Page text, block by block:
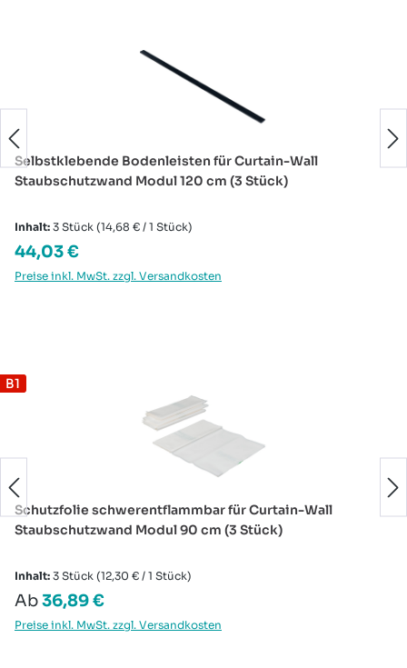
Selbstklebende Bodenleisten für Curtain-Wall
Staubschutzwand Modul 120 cm (3 Stück)
Inhalt: 3 Stück (14,68 € / 1 Stück)
Regulärer Preis:
44,03 €
Preise inkl. MwSt. zzgl. Versandkosten
B1
Schutzfolie schwerentflammbar für Curtain-Wall
Staubschutzwand Modul 90 cm (3 Stück)
Inhalt: 3 Stück (12,30 € / 1 Stück)
Regulärer Preis:
Ab36,89 €
Preise inkl. MwSt. zzgl. Versandkosten